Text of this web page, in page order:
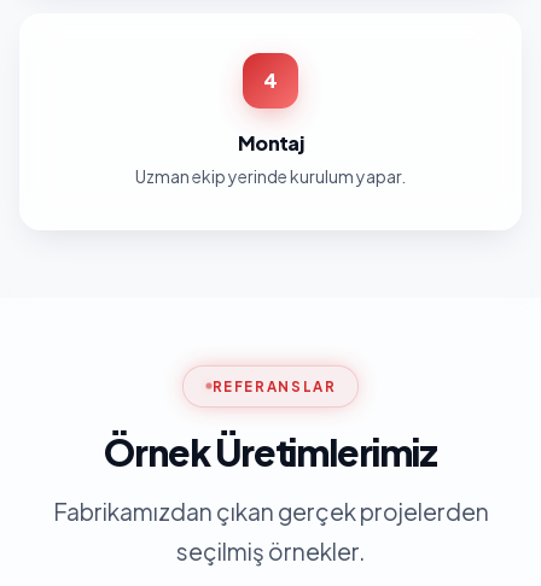
4
Montaj
Uzman ekip yerinde kurulum yapar.
REFERANSLAR
Örnek Üretimlerimiz
Fabrikamızdan çıkan gerçek projelerden
seçilmiş örnekler.